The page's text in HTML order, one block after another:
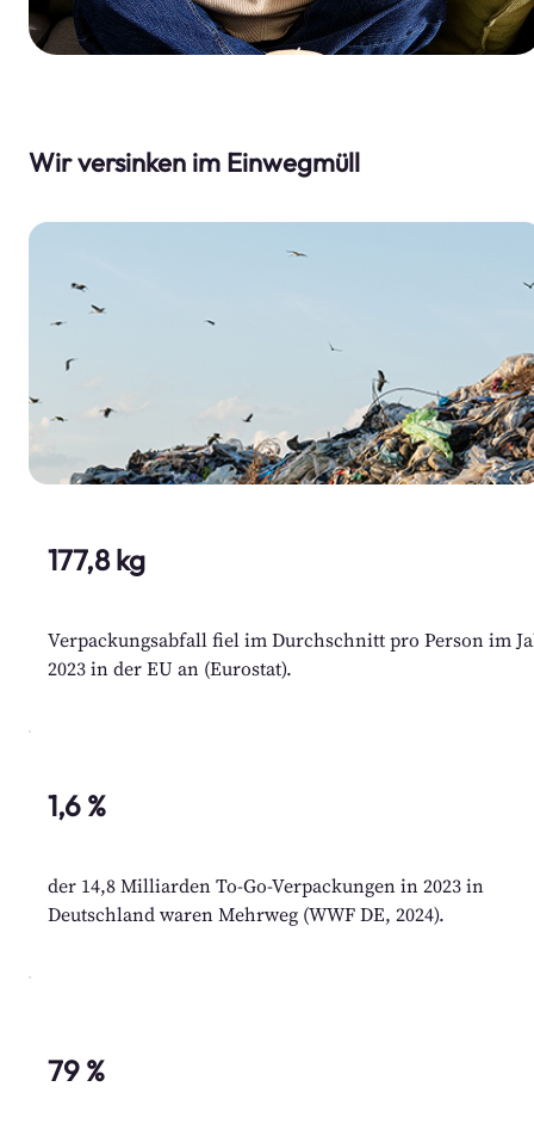
Wir versinken im Einwegmüll
177,8 kg
Verpackungsabfall fiel im Durchschnitt pro Person im
2023 in der EU an (Eurostat).
1,6 %
der 14,8 Milliarden To-Go-Verpackungen in 2023 in
Deutschland waren Mehrweg (WWF DE, 2024).
79 %